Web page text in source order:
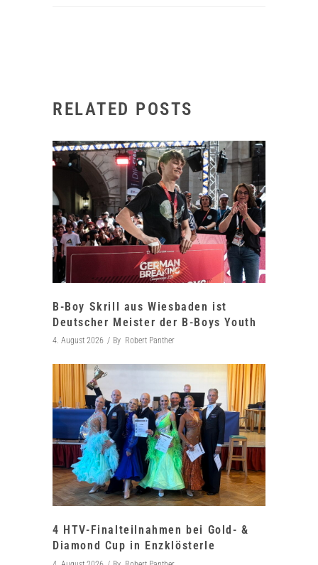
RELATED POSTS
B-Boy Skrill aus Wiesbaden ist
Deutscher Meister der B-Boys Youth
4. August 2026 By Robert Panther
4 HTV-Finalteilnahmen bei Gold- &
Diamond Cup in Enzklösterle